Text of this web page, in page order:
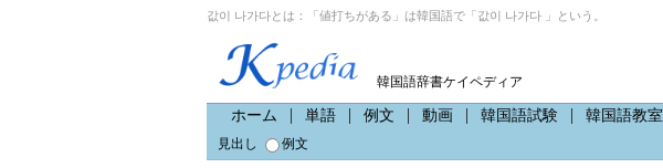
값이 나가다とは：「値打ちがある」は韓国語で「값이 나가다 」という。
韓国語辞書ケイペディア
ホーム 単語 例文 動画 韓国語試験 韓国語教室
見出し
例文